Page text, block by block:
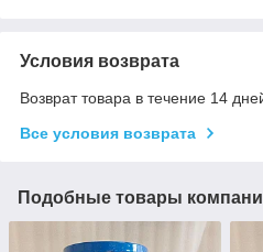
Условия возврата
Возврат товара в течение 14
Все условия возврата
Подобные товары